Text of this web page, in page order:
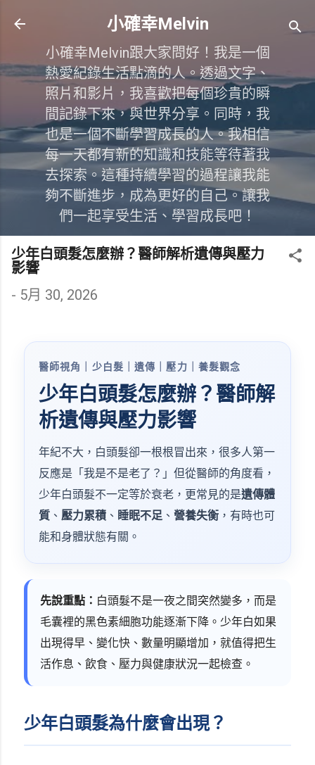
跳到主要內容
小確幸Melvin
小確幸Melvin跟大家問好！我是一個
熱愛紀錄生活點滴的人。透過文字、
照片和影片，我喜歡把每個珍貴的瞬
間記錄下來，與世界分享。同時，我
也是一個不斷學習成長的人。我相信
每一天都有新的知識和技能等待著我
去探索。這種持續學習的過程讓我能
夠不斷進步，成為更好的自己。讓我
們一起享受生活、學習成長吧！
少年白頭髮怎麼辦？醫師解析遺傳與壓力
影響
- 5月 30, 2026
醫師視角｜少白髮｜遺傳｜壓力｜養髮觀念
少年白頭髮怎麼辦？醫師解
析遺傳與壓力影響
年紀不大，白頭髮卻一根根冒出來，很多人第一
反應是「我是不是老了？」但從醫師的角度看，
少年白頭髮不一定等於衰老，更常見的是遺傳體
質 、 壓力累積 、 睡眠不足 、 營養失衡 ，有時也可
能和身體狀態有關。
先說重點： 白頭髮不是一夜之間突然變多，而是
毛囊裡的黑色素細胞功能逐漸下降。少年白如果
出現得早、變化快、數量明顯增加，就值得把生
活作息、飲食、壓力與健康狀況一起檢查。
少年白頭髮為什麼會出現？